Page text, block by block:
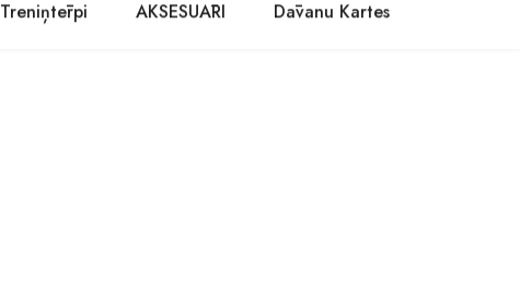
Treniņtērpi AKSESUĀRI Dāvanu Kartes